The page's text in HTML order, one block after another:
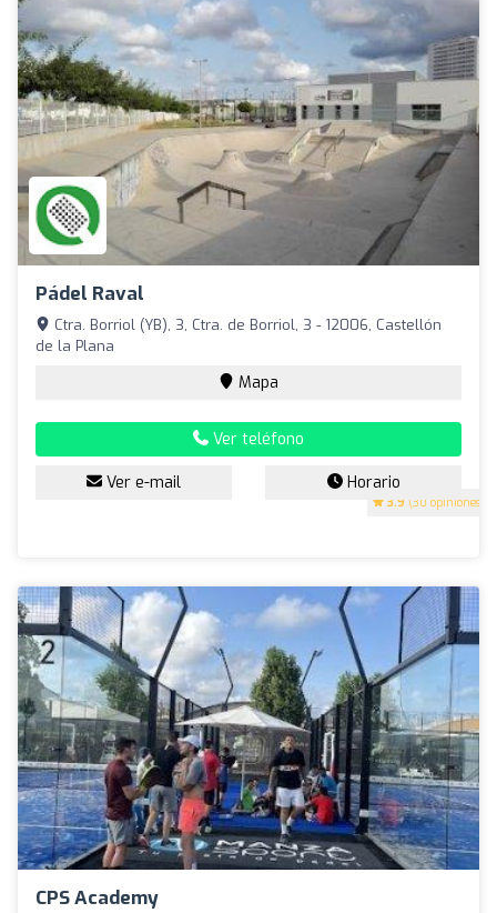
Pádel Raval
3.9 (30 opiniones)
Ctra. Borriol (YB), 3, Ctra. de Borriol, 3 - 12006, Castellón
de la Plana
Mapa
Ver teléfono
Ver e-mail Horario
CPS Academy